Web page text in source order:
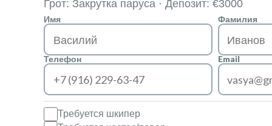
Грот: Закрутка паруса · Депозит: €3000
Имя Фамилия
Телефон Email
Требуется шкипер